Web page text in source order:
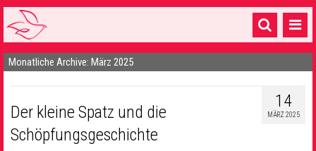
Startseite
16 Gemeinden & mehr
Monatliche Archive: März 2025
14
MÄRZ 2025
Der kleine Spatz und die
Schöpfungsgeschichte